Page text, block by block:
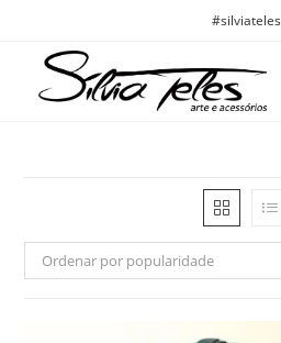
#silviateles
Ordenar por popularidade